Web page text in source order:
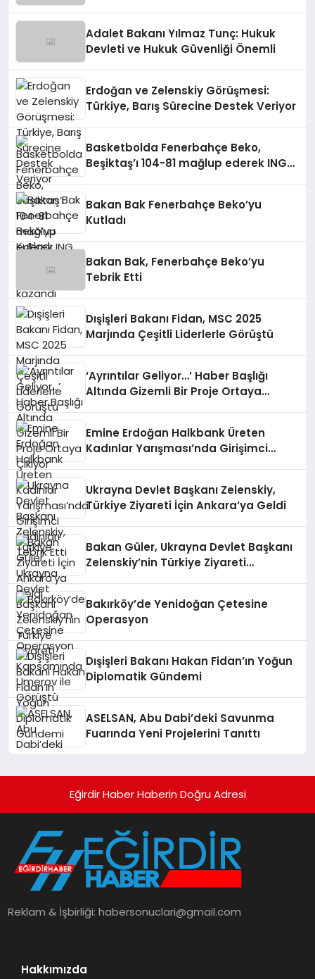
Adalet Bakanı Yılmaz Tunç: Hukuk
Devleti ve Hukuk Güvenliği Önemli
Erdoğan ve Zelenskiy Görüşmesi:
Türkiye, Barış Sürecine Destek Veriyor
Basketbolda Fenerbahçe Beko,
Beşiktaş’ı 104-81 mağlup ederek ING
Bakan Bak Fenerbahçe Beko’yu
Kutladı
Bakan Bak, Fenerbahçe Beko’yu
Tebrik Etti
Dışişleri Bakanı Fidan, MSC 2025
Marjında Çeşitli Liderlerle Görüştü
‘Ayrıntılar Geliyor…’ Haber Başlığı
Altında Gizemli Bir Proje Ortaya
Emine Erdoğan Halkbank Üreten
Kadınlar Yarışması’nda Girişimci
Ukrayna Devlet Başkanı Zelenskiy,
Türkiye Ziyareti İçin Ankara’ya Geldi
Bakan Güler, Ukrayna Devlet Başkanı
Zelenskiy’nin Türkiye Ziyareti
Bakırköy’de Yenidoğan Çetesine
Operasyon
Dışişleri Bakanı Hakan Fidan’ın Yoğun
Diplomatik Gündemi
ASELSAN, Abu Dabi’deki Savunma
Fuarında Yeni Projelerini Tanıttı
Eğirdir Haber Haberin Doğru Adresi
Reklam & İşbirliği:habersonuclari@gmail.com
Hakkımızda